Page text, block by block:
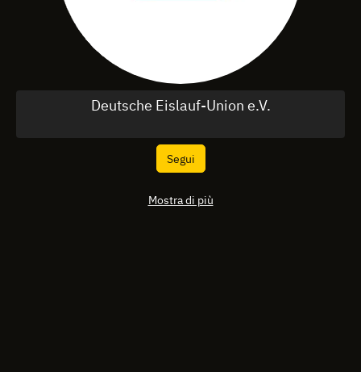
Deutsche Eislauf-Union e.V.
Segui
Mostra di più